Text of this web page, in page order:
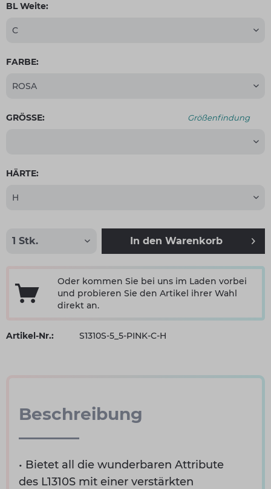
BL Weite:
FARBE:
GRÖSSE: Größenfindung
HÄRTE:
In den Warenkorb
Oder kommen Sie bei uns im Laden vorbei
und probieren Sie den Artikel ihrer Wahl
direkt an.
Artikel-Nr.: S1310S-5_5-PINK-C-H
Beschreibung
• Bietet all die wunderbaren Attribute
des L1310S mit einer verstärkten